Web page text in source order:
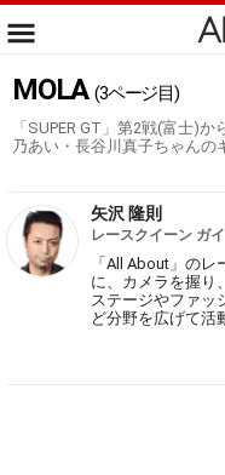
MOLA (3ページ目)
「SUPER GT」第2戦(富士)
乃あい・長谷川真子ちゃんの
矢沢 隆則
レースクイーン ガ
「All About」の
に、カメラを握り
ステージやファッ
ど分野を広げて活